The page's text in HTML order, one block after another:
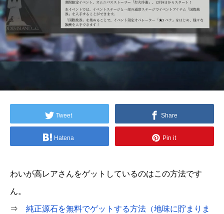
Tweet Share
Hatena Pin it
わいが高レアさんをゲットしているのはこの方法です
ん。
⇒ 純正源石を無料でゲットする方法（地味に貯まりま